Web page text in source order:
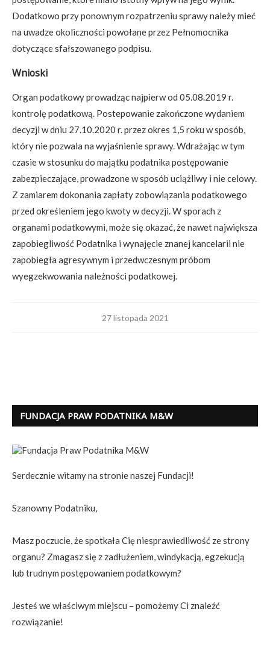
Dodatkowo przy ponownym rozpatrzeniu sprawy należy mieć
na uwadze okoliczności powołane przez Pełnomocnika
dotyczące sfałszowanego podpisu.
Wnioski
Organ podatkowy prowadząc najpierw od 05.08.2019 r.
kontrolę podatkową. Postepowanie zakończone wydaniem
decyzji w dniu 27.10.2020 r. przez okres 1,5 roku w sposób,
który nie pozwala na wyjaśnienie sprawy. Wdrażając w tym
czasie w stosunku do majątku podatnika postępowanie
zabezpieczające, prowadzone w sposób uciążliwy i nie celowy.
Z zamiarem dokonania zapłaty zobowiązania podatkowego
przed określeniem jego kwoty w decyzji. W sporach z
organami podatkowymi, może się okazać, że nawet największa
zapobiegliwość Podatnika i wynajęcie znanej kancelarii nie
zapobiegła agresywnym i przedwczesnym próbom
wyegzekwowania należności podatkowej.
27 listopada 2021
FUNDACJA PRAW PODATNIKA M&W
Serdecznie witamy na stronie naszej Fundacji!
Szanowny Podatniku,
Masz poczucie, że spotkała Cię niesprawiedliwość ze strony
organu? Zmagasz się z zadłużeniem, windykacją, egzekucją
lub trudnym postępowaniem podatkowym?
Jesteś we właściwym miejscu – pomożemy Ci znaleźć
rozwiązanie!